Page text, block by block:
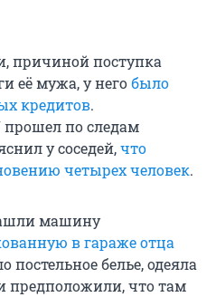
причиной поступка
её мужа, у негобыло
кредитов.
прошел по следам
у соседей,что
четырех человек.
машину
в гараже отца
постельное белье, одеяла
предположили, что там